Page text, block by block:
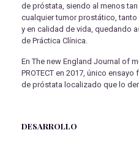
de próstata, siendo al menos
cualquier tumor prostático,
y en calidad de vida, quedando
de Práctica Clínica.
En The new England Journal of
PROTECT en 2017, único
de próstata localizado que lo
DESARROLLO